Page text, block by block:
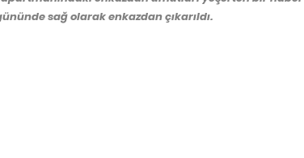
sağ olarak enkazdan çıkarıldı.